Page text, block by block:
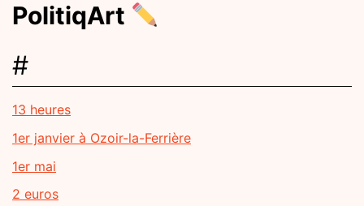
PolitiqArt
#
13 heures
1er janvier à Ozoir-la-Ferrière
1er mai
2 euros